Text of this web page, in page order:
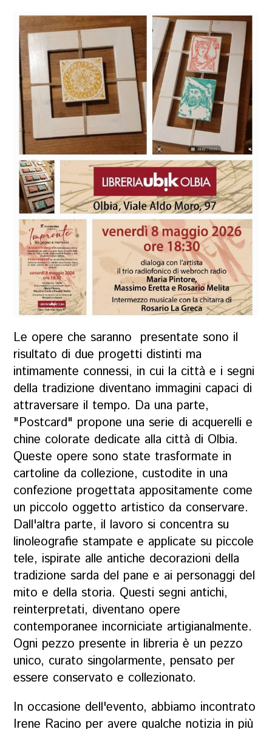
Le opere che saranno presentate sono il
risultato di due progetti distinti ma
intimamente connessi, in cui la città e i segni
della tradizione diventano immagini capaci di
attraversare il tempo. Da una parte,
"Postcard" propone una serie di acquerelli e
chine colorate dedicate alla città di Olbia.
Queste opere sono state trasformate in
cartoline da collezione, custodite in una
confezione progettata appositamente come
un piccolo oggetto artistico da conservare.
Dall'altra parte, il lavoro si concentra su
linoleografie stampate e applicate su piccole
tele, ispirate alle antiche decorazioni della
tradizione sarda del pane e ai personaggi del
mito e della storia. Questi segni antichi,
reinterpretati, diventano opere
contemporanee incorniciate artigianalmente.
Ogni pezzo presente in libreria è un pezzo
unico, curato singolarmente, pensato per
essere conservato e collezionato.
In occasione dell'evento, abbiamo incontrato
Irene Racino per avere qualche notizia in più